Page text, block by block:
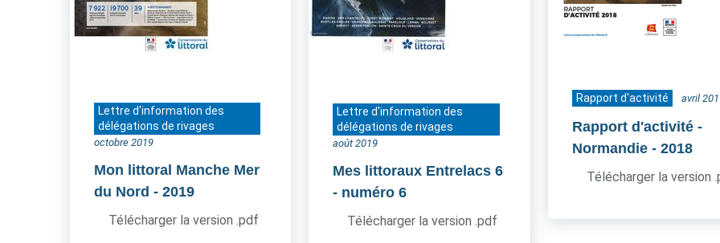
Lettre d'information des
délégations de rivages
octobre 2019
Mon littoral Manche Mer
du Nord - 2019
Télécharger la version .pdf
Lettre d'information des
délégations de rivages
août 2019
Mes littoraux Entrelacs 6
- numéro 6
Télécharger la version .pdf
Rapport d'activité avril
Rapport d'activité -
Normandie - 2018
Télécharger la version